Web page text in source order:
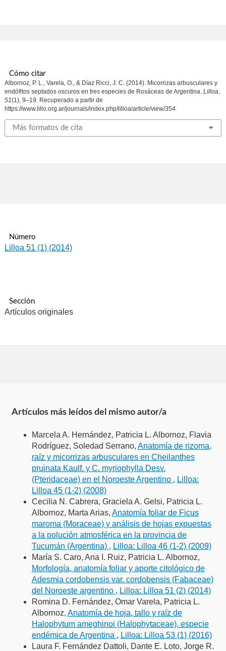
Cómo citar
Albornoz, P. L., Varela, O., & Díaz Ricci, J. C. (2014). Micorrizas arbusculares y
endófitos septados oscuros en tres especies de Rosáceas de Argentina. Lilloa,
51(1), 9–19. Recuperado a partir de
https://www.lillo.org.ar/journals/index.php/lilloa/article/view/354
Más formatos de cita
Número
Lilloa 51 (1) (2014)
Sección
Artículos originales
Artículos más leídos del mismo autor/a
Marcela A. Hernández, Patricia L. Albornoz, Flavia
Rodríguez, Soledad Serrano, Anatomía de rizoma,
raíz y micorrizas arbusculares en Cheilanthes
pruinata Kaulf. y C. myriophylla Desv.
(Pteridaceae) en el Noroeste Argentino , Lilloa:
Lilloa 45 (1-2) (2008)
Cecilia N. Cabrera, Graciela A. Gelsi, Patricia L.
Albornoz, Marta Arias, Anatomía foliar de Ficus
maroma (Moraceae) y análisis de hojas expuestas
a la polución atmosférica en la provincia de
Tucumán (Argentina) , Lilloa: Lilloa 46 (1-2) (2009)
María S. Caro, Ana I. Ruiz, Patricia L. Albornoz,
Morfología, anatomía foliar y aporte citológico de
Adesmia cordobensis var. cordobensis (Fabaceae)
del Noroeste argentino , Lilloa: Lilloa 51 (2) (2014)
Romina D. Fernández, Omar Varela, Patricia L.
Albornoz, Anatomía de hoja, tallo y raíz de
Halophytum ameghinoi (Halophytaceae), especie
endémica de Argentina , Lilloa: Lilloa 53 (1) (2016)
Laura F. Fernández Dattoli, Dante E. Loto, Jorge R.